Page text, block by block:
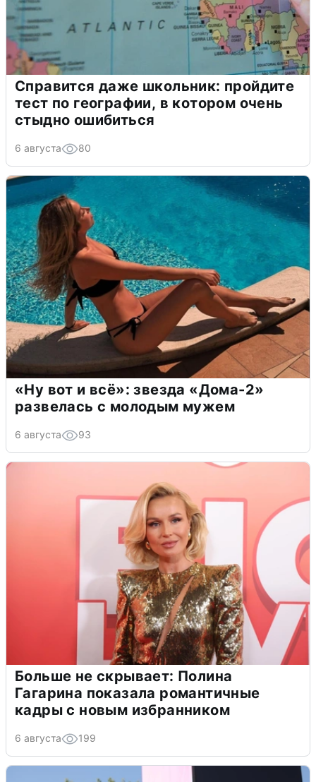
Справится даже школьник: пройдите
тест по географии, в котором очень
стыдно ошибиться
6 августа 80
«Ну вот и всё»: звезда «Дома-2»
развелась с молодым мужем
6 августа 93
Больше не скрывает: Полина
Гагарина показала романтичные
кадры с новым избранником
6 августа 199